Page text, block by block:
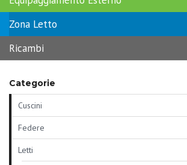
Zona Letto
Ricambi
Categorie
Cuscini
Federe
Letti